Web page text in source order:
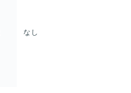
なし